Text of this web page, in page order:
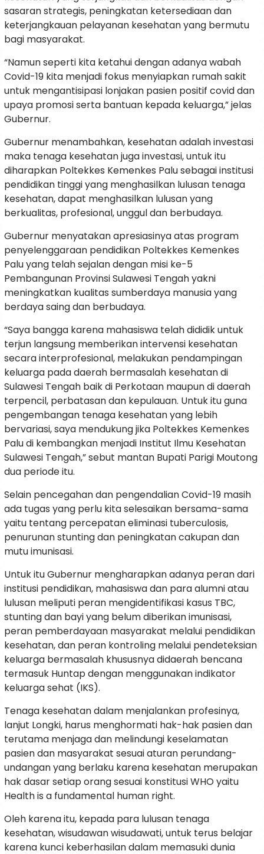
sasaran strategis, peningkatan ketersediaan dan
keterjangkauan pelayanan kesehatan yang bermutu
bagi masyarakat.
“Namun seperti kita ketahui dengan adanya wabah
Covid-19 kita menjadi fokus menyiapkan rumah sakit
untuk mengantisipasi lonjakan pasien positif covid dan
upaya promosi serta bantuan kepada keluarga,” jelas
Gubernur.
Gubernur menambahkan, kesehatan adalah investasi
maka tenaga kesehatan juga investasi, untuk itu
diharapkan Poltekkes Kemenkes Palu sebagai institusi
pendidikan tinggi yang menghasilkan lulusan tenaga
kesehatan, dapat menghasilkan lulusan yang
berkualitas, profesional, unggul dan berbudaya.
Gubernur menyatakan apresiasinya atas program
penyelenggaraan pendidikan Poltekkes Kemenkes
Palu yang telah sejalan dengan misi ke-5
Pembangunan Provinsi Sulawesi Tengah yakni
meningkatkan kualitas sumberdaya manusia yang
berdaya saing dan berbudaya.
“Saya bangga karena mahasiswa telah dididik untuk
terjun langsung memberikan intervensi kesehatan
secara interprofesional, melakukan pendampingan
keluarga pada daerah bermasalah kesehatan di
Sulawesi Tengah baik di Perkotaan maupun di daerah
terpencil, perbatasan dan kepulauan. Untuk itu guna
pengembangan tenaga kesehatan yang lebih
bervariasi, saya mendukung jika Poltekkes Kemenkes
Palu di kembangkan menjadi Institut Ilmu Kesehatan
Sulawesi Tengah,” sebut mantan Bupati Parigi Moutong
dua periode itu.
Selain pencegahan dan pengendalian Covid-19 masih
ada tugas yang perlu kita selesaikan bersama-sama
yaitu tentang percepatan eliminasi tuberculosis,
penurunan stunting dan peningkatan cakupan dan
mutu imunisasi.
Untuk itu Gubernur mengharapkan adanya peran dari
institusi pendidikan, mahasiswa dan para alumni atau
lulusan meliputi peran mengidentifikasi kasus TBC,
stunting dan bayi yang belum diberikan imunisasi,
peran pemberdayaan masyarakat melalui pendidikan
kesehatan, dan peran kontroling melalui pendeteksian
keluarga bermasalah khususnya didaerah bencana
termasuk Huntap dengan menggunakan indikator
keluarga sehat (IKS).
Tenaga kesehatan dalam menjalankan profesinya,
lanjut Longki, harus menghormati hak-hak pasien dan
terutama menjaga dan melindungi keselamatan
pasien dan masyarakat sesuai aturan perundang-
undangan yang berlaku karena kesehatan merupakan
hak dasar setiap orang sesuai konstitusi WHO yaitu
Health is a fundamental human right.
Oleh karena itu, kepada para lulusan tenaga
kesehatan, wisudawan wisudawati, untuk terus belajar
karena kunci keberhasilan dalam memasuki dunia